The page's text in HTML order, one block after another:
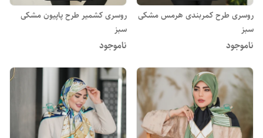
روسری طرح کمربندی هرمس مشکی
سبز
ناموجود
روسری کشمیر طرح پاپیون مشکی
سبز
ناموجود